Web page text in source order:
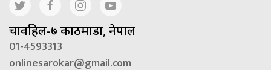
चावहिल-७ काठमाडौं, नेपाल
01-4593313
onlinesarokar@gmail.com